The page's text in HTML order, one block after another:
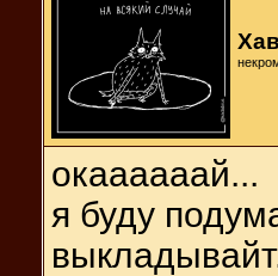
окаааааай...
я буду